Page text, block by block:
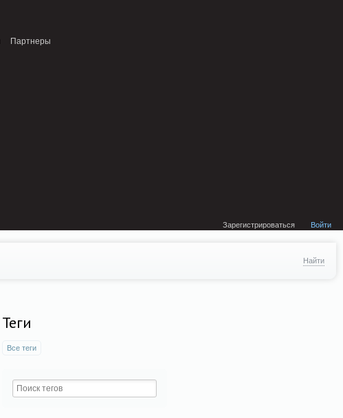
Партнеры
Зарегистрироваться Войти
Найти
Теги
Все теги